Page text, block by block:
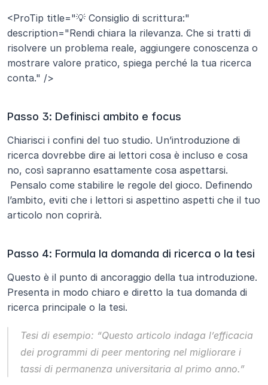
<ProTip title="💡 Consiglio di scrittura:"
description="Rendi chiara la rilevanza. Che si tratti di
risolvere un problema reale, aggiungere conoscenza o
mostrare valore pratico, spiega perché la tua ricerca
conta." />
Passo 3: Definisci ambito e focus
Chiarisci i confini del tuo studio. Un’introduzione di
ricerca dovrebbe dire ai lettori cosa è incluso e cosa
no, così sapranno esattamente cosa aspettarsi.
l’ambito, eviti che i lettori si aspettino aspetti che il tuo
articolo non coprirà.
Passo 4: Formula la domanda di ricerca o la tesi
Questo è il punto di ancoraggio della tua introduzione.
Presenta in modo chiaro e diretto la tua domanda di
ricerca principale o la tesi.
Tesi di esempio: “Questo articolo indaga l’efficacia
dei programmi di peer mentoring nel migliorare i
tassi di permanenza universitaria al primo anno.”